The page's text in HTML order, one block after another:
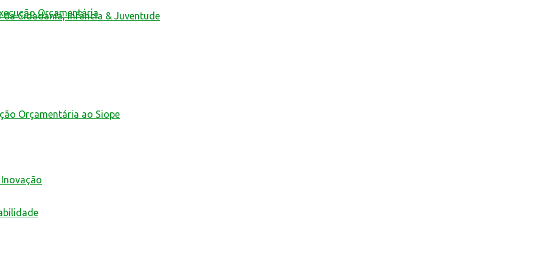
Orçamentária
Cidadania, Infância & Juventude
Orçamentária ao Siope